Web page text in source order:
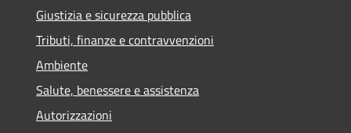
Giustizia e sicurezza pubblica
Tributi, finanze e contravvenzioni
Ambiente
Salute, benessere e assistenza
Autorizzazioni